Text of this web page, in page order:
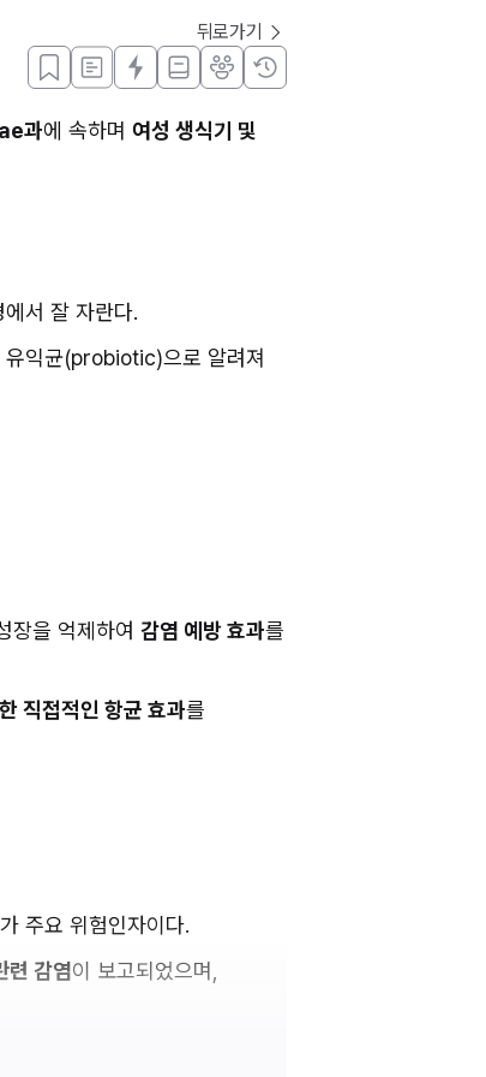
뒤로가기
과에 속하며 여성 생식기 및
에서 잘 자란다.
유익균(probiotic)으로 알려져
장을 억제하여 감염 예방 효과를
직접적인 항균 효과를
가 주요 위험인자이다.
감염이 보고되었으며,